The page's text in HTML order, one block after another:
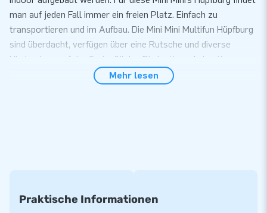
man auf jeden Fall immer ein freien Platz. Einfach zu
transportieren und im Aufbau. Die Mini Mini Multifun Hüpfburg
sind überdacht, verfügen über eine Rutsche und diverse
Hindernisse auf der Springfläche. Die lustigen Animationen
runden das Thema perfekt ab. Sie sorgt dafür, dass auch Ihre
geliefert wodurch Sie einfach und komfortable
Mehr lesen
Praktische Informationen